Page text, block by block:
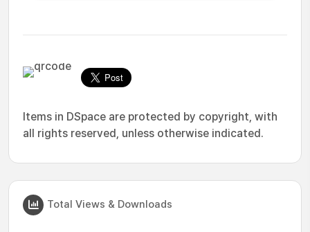
Items in DSpace are protected by copyright, with
all rights reserved, unless otherwise indicated.
Total Views & Downloads